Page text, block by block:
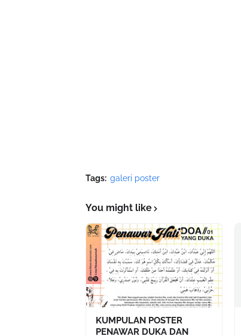
Tags: galeri poster
You might like
KUMPULAN POSTER
PENAWAR DUKA DAN